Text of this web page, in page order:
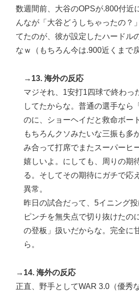
数週間前、大谷のOPSが.800付近
んなが「大谷どうしちゃったの？
てたのが、彼が設定したハードル
なｗ（もちろん今は.900近くまで
→13. 海外の反応
マジそれ、1安打1四球で終わっ
してたからな。普通の選手なら
のに、ショーヘイだと救命ボー
もちろんクソみたいな三振も多
み合って打席でまたスーパーヒ
嬉しいよ。にしても、周りの期
る。そしてその期待にガチで応
異常。
昨日の試合だって、5イニング
ピンチを無失点で切り抜けたの
の登板」扱いだからな。完全に
ら。
→14. 海外の反応
正直、野手としてWAR 3.0（優秀